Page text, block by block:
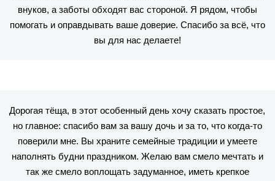
внуков, а заботы обходят вас стороной. Я рядом, чтобы
помогать и оправдывать ваше доверие. Спасибо за всё, что
вы для нас делаете!
Дорогая тёща, в этот особенный день хочу сказать простое,
но главное: спасибо вам за вашу дочь и за то, что когда-то
поверили мне. Вы храните семейные традиции и умеете
наполнять будни праздником. Желаю вам смело мечтать и
так же смело воплощать задуманное, иметь крепкое